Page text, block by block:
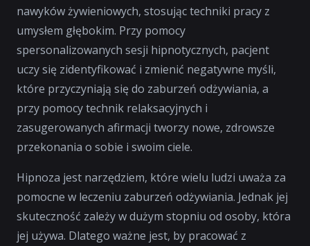
nawyków żywieniowych, stosując techniki pracy z
umysłem głębokim. Przy pomocy
spersonalizowanych sesji hipnotycznych, pacjent
uczy się zidentyfikować i zmienić negatywne myśli,
które przyczyniają się do zaburzeń odżywiania, a
przy pomocy technik relaksacyjnych i
zasugerowanych afirmacji tworzy nowe, zdrowsze
przekonania o sobie i swoim ciele.
Hipnoza jest narzędziem, które wielu ludzi uważa za
pomocne w leczeniu zaburzeń odżywiania. Jednak jej
skuteczność zależy w dużym stopniu od osoby, która
jej używa. Dlatego ważne jest, by pracować z